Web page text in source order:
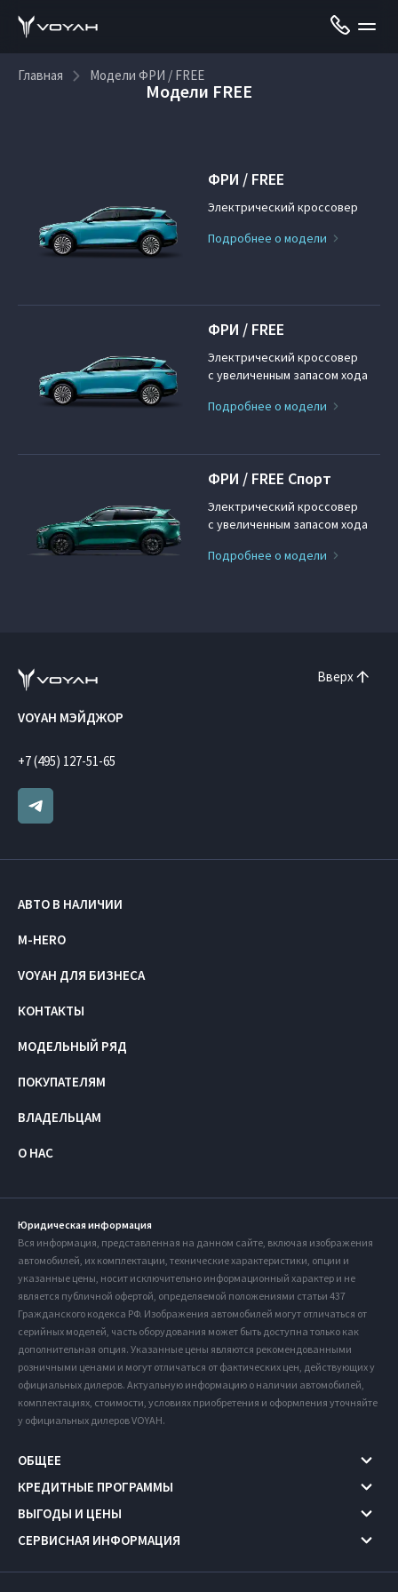
Главная Модели ФРИ / FREE
Модели FREE
ФРИ / FREE
Электрический кроссовер
Подробнее о модели
ФРИ / FREE
Электрический кроссовер
с увеличенным запасом хода
Подробнее о модели
ФРИ / FREE Спорт
Электрический кроссовер
с увеличенным запасом хода
Подробнее о модели
Вверх
VOYAH МЭЙДЖОР
+7 (495) 127-51-65
АВТО В НАЛИЧИИ
M-HERO
VOYAH ДЛЯ БИЗНЕСА
КОНТАКТЫ
МОДЕЛЬНЫЙ РЯД
ПОКУПАТЕЛЯМ
ВЛАДЕЛЬЦАМ
О НАС
Юридическая информация
Вся информация, представленная на данном сайте, включая изображения
автомобилей, их комплектации, технические характеристики, опции и
указанные цены, носит исключительно информационный характер и не
является публичной офертой, определяемой положениями статьи 437
Гражданского кодекса РФ. Изображения автомобилей могут отличаться от
серийных моделей, часть оборудования может быть доступна только как
дополнительная опция. Указанные цены являются рекомендованными
розничными ценами и могут отличаться от фактических цен, действующих у
официальных дилеров. Актуальную информацию о наличии автомобилей,
комплектациях, стоимости, условиях приобретения и оформления уточняйте
у официальных дилеров VOYAH.
ОБЩЕЕ
КРЕДИТНЫЕ ПРОГРАММЫ
ВЫГОДЫ И ЦЕНЫ
СЕРВИСНАЯ ИНФОРМАЦИЯ